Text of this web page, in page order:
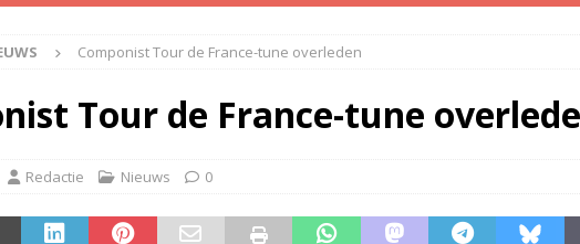
(Schrijf je nu in voor de Spreekbuis.nl Nieuwsbrief)
TalkRadio lanceert meest actuele nieuwspodcast van Nederland
Componist Tour de France-tune overleden
Tour de France-tune
Redactie Nieuws 0